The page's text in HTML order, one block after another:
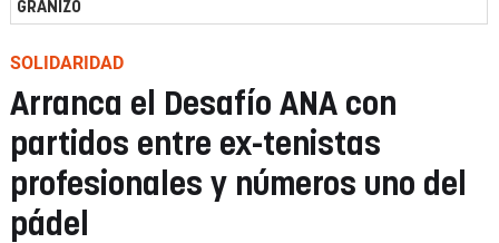
GRANIZO
SOLIDARIDAD
Arranca el Desafío ANA con
partidos entre ex-tenistas
profesionales y números uno del
pádel